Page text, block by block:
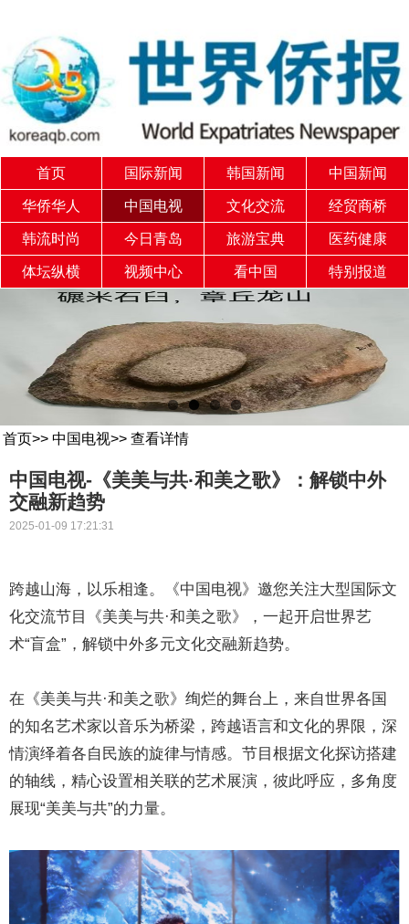
首页 国际新闻 韩国新闻 中国新闻
华侨华人 中国电视 文化交流 经贸商桥
韩流时尚 今日青岛 旅游宝典 医药健康
体坛纵横 视频中心 看中国 特别报道
首页>> 中国电视>> 查看详情
中国电视-《美美与共·和美之歌》：解锁中外
交融新趋势
2025-01-09 17:21:31
跨越山海，以乐相逢。《中国电视》邀您关注大型国际文
化交流节目《美美与共·和美之歌》，一起开启世界艺
术“盲盒”，解锁中外多元文化交融新趋势。
在《美美与共·和美之歌》绚烂的舞台上，来自世界各国
的知名艺术家以音乐为桥梁，跨越语言和文化的界限，深
情演绎着各自民族的旋律与情感。节目根据文化探访搭建
的轴线，精心设置相关联的艺术展演，彼此呼应，多角度
展现“美美与共”的力量。